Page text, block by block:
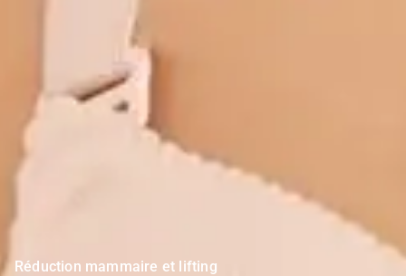
Réduction mammaire et lifting